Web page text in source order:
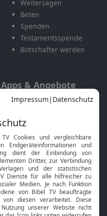
Weitersagen
Beten
Spenden
Testamentsspende
Botschafter werden
Apps & Angebote
Mobile App
Smart TV
HbbTV
Bibelthek Online-Bibel
Nächster Gottesdienst